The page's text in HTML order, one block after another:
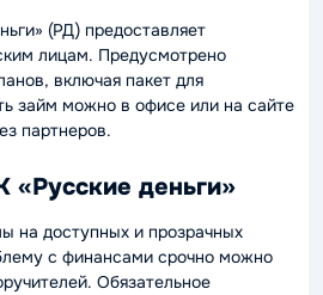
(РД) предоставляет
лицам. Предусмотрено
включая пакет для
займ можно в офисе или на сайте
партнеров.
деньги»
на доступных и прозрачных
с финансами срочно можно
Обязательное